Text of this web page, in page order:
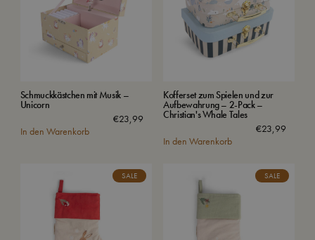
Schmuckkästchen mit Musik –
Unicorn
€23,99
In den Warenkorb
Kofferset zum Spielen und zur
Aufbewahrung – 2-Pack –
Christian's Whale Tales
€23,99
In den Warenkorb
SALE SALE